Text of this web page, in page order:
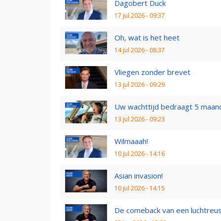
Dagobert Duck
17 jul 2026 - 09:37
Oh, wat is het heet
14 jul 2026 - 08:37
Vliegen zonder brevet
13 jul 2026 - 09:29
Uw wachttijd bedraagt 5
13 jul 2026 - 09:23
Wilmaaah!
10 jul 2026 - 14:16
Asian invasion!
10 jul 2026 - 14:15
De comeback van een luchtreus